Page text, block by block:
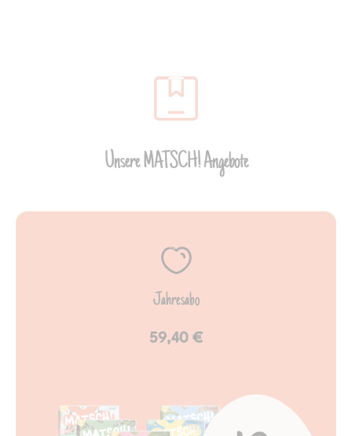
Unsere MATSCH! Angebote
Jahresabo
59,40 €